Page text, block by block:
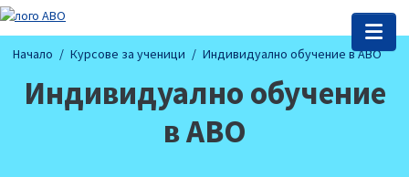
Начало Курсове за ученици Индивидуално обучение в АВО
Индивидуално обучение
в АВО